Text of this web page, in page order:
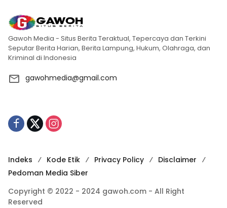
Gawoh Media - Situs Berita Teraktual, Tepercaya dan Terkini
Seputar Berita Harian, Berita Lampung, Hukum, Olahraga, dan
Kriminal di Indonesia
gawohmedia@gmail.com
Indeks Kode Etik Privacy Policy
Disclaimer
Pedoman Media Siber
Copyright © 2022 - 2024 gawoh.com - All Right
Reserved